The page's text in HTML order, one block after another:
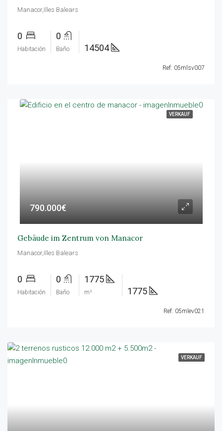
Manacor,Illes Balears
0
Habitación
0
Baño 14504
Ref: 05mlsv007
VERKAUF
790.000€
Gebäude im Zentrum von Manacor
Manacor,Illes Balears
0
Habitación
0
Baño
1775
m² 1775
Ref: 05mlev021
VERKAUF